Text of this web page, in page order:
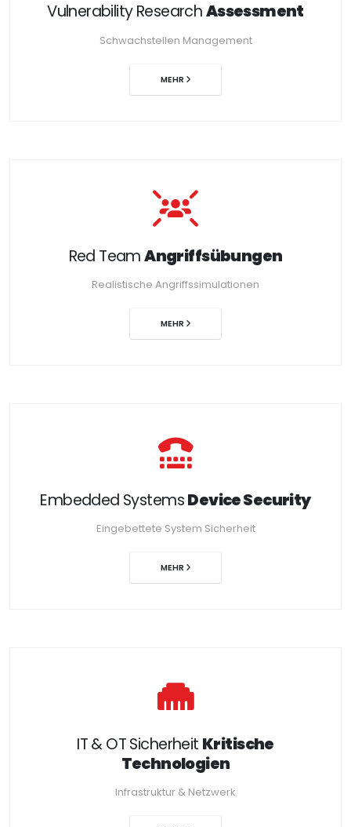
Vulnerability ResearchAssessment
Schwachstellen Management
MEHR
Red TeamAngriffsübungen
Realistische Angriffssimulationen
MEHR
Embedded SystemsDevice Security
Eingebettete System Sicherheit
MEHR
IT & OT Sicherheit Kritische
Technologien
Infrastruktur & Netzwerk